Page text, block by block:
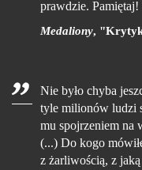
prawdzie.
Medaliony,
Nie było chyba
tyle milionów ludzi
mu spojrzeniem na
(...) Do kogo
z żarliwością, z